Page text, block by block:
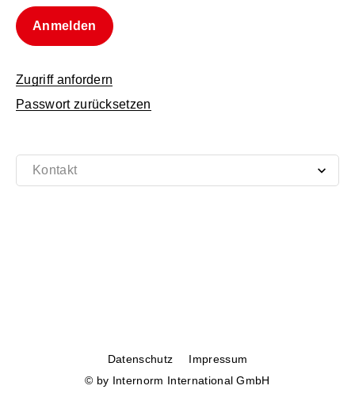
Zugriff anfordern
Passwort zurücksetzen
Datenschutz
Impressum
© by Internorm International GmbH